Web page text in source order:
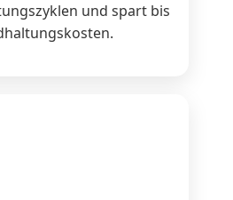
und spart bis